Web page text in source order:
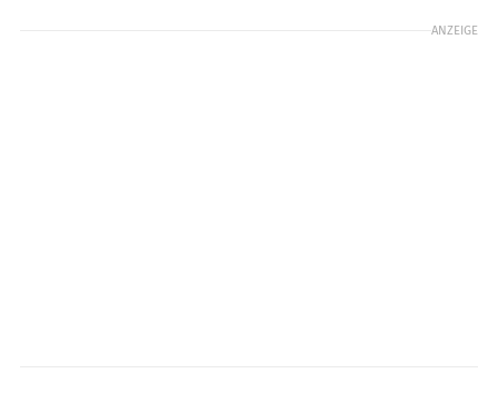
ANZEIGE